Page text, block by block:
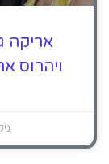
אריקה
ויהרוס